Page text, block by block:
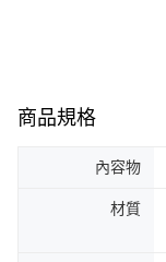
商品規格
內容物
材質